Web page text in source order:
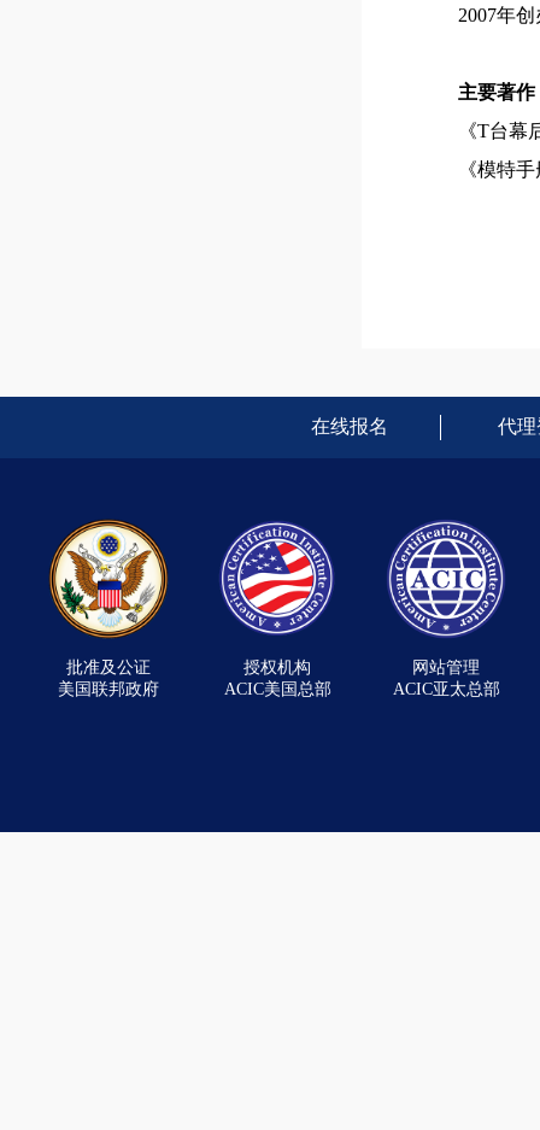
2007年
主要著作
《T台
《模特
在线报名 代
批准及公证
美国联邦政府
授权机构
ACIC美国总部
网站管理
ACIC亚太总部